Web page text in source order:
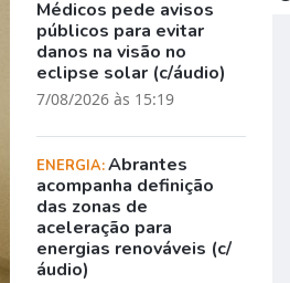
Médicos pede avisos
públicos para evitar
danos na visão no
eclipse solar (c/áudio)
7/08/2026 às 15:19
ENERGIA:Abrantes
acompanha definição
das zonas de
aceleração para
energias renováveis (c/
áudio)